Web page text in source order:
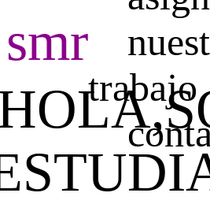
smr
trabajo